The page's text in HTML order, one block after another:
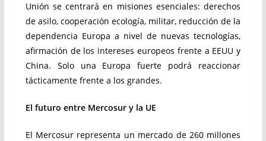
Unión se centrará en misiones esenciales: derechos
de asilo, cooperación ecología, militar, reducción de la
dependencia Europa a nivel de nuevas tecnologías,
afirmación de los intereses europeos frente a EEUU y
China. Solo una Europa fuerte podrá reaccionar
tácticamente frente a los grandes.
El futuro entre Mercosur y la UE
El Mercosur representa un mercado de 260 millones